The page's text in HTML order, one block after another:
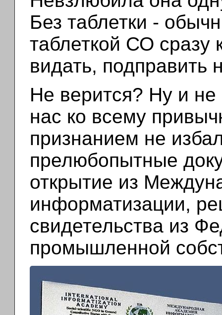
Без таблетки -
таблеткой СО сразу
видать, подправить
Не верится? Ну и не
нас ко всему
признанием не
прелюбопытные
открытие из
информатизации,
свидетельства из
промышленной